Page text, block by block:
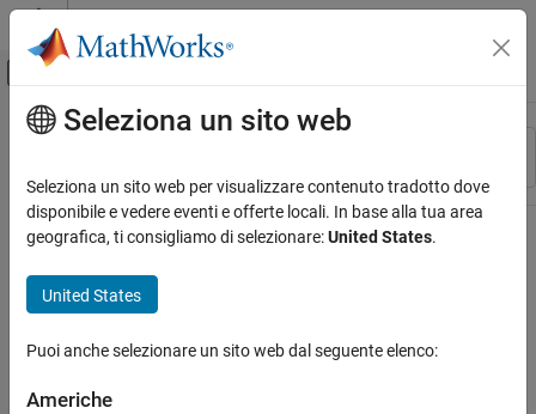
Vai al contenuto
Attiva/disattiva menu di navigazione
Risorsa
Stato
Contenuto principale
Seleziona un sito web
Seleziona un sito web per visualizzare contenuto tradotto dove
disponibile e vedere eventi e offerte locali. In base alla tua area
geografica, ti consigliamo di selezionare:United States.
United States
Puoi anche selezionare un sito web dal seguente elenco:
Americhe